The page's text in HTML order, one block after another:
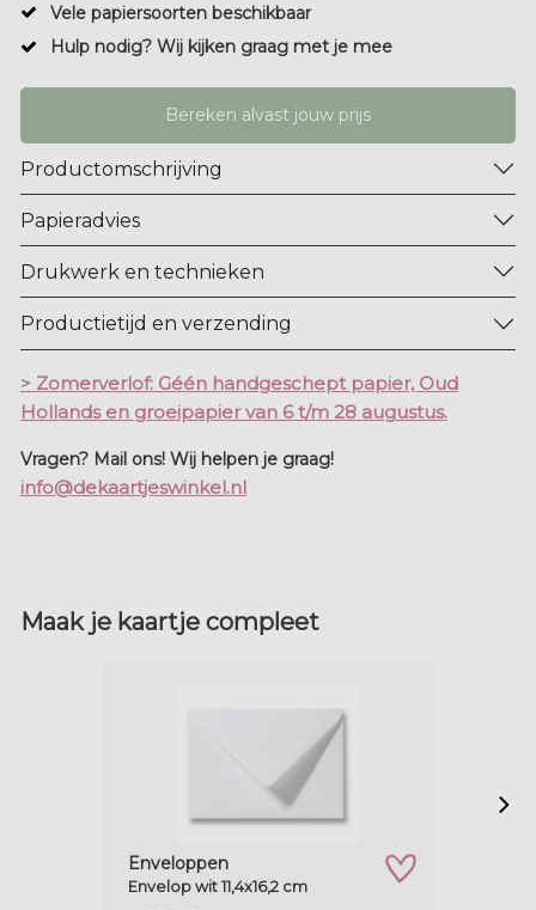
Vele papiersoorten beschikbaar
Hulp nodig? Wij kijken graag met je mee
Bereken alvast jouw prijs
Productomschrijving
Papieradvies
Drukwerk en technieken
Productietijd en verzending
> Zomerverlof: Géén handgeschept papier, Oud
Hollands en groeipapier van 6 t/m 28 augustus.
Vragen? Mail ons! Wij helpen je graag!
info@dekaartjeswinkel.nl
Maak je kaartje compleet
zet op verlanglijstje
Enveloppen
Envelop wit 11,4x16,2 cm